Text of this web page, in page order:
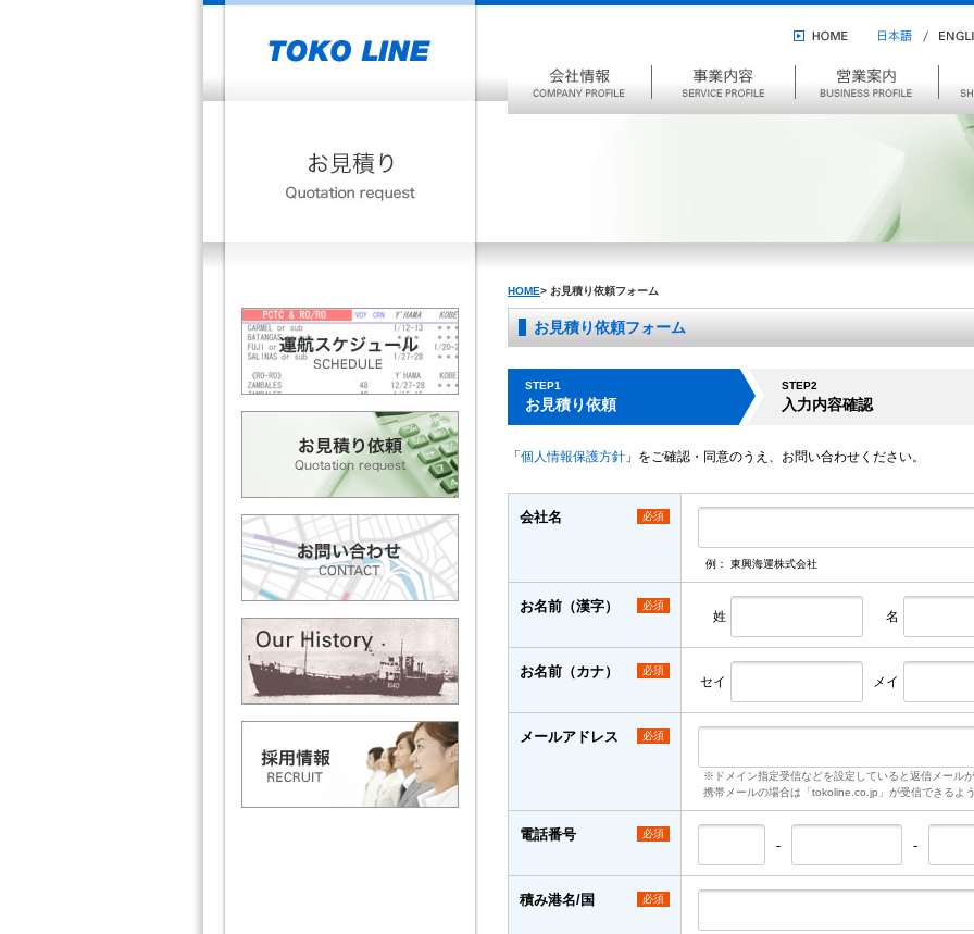
HOME
語
報
案
内
案
内
管
理
HOME> お見積り依頼フォーム
お見積り依頼フォーム
STEP1
お見積り依頼
STEP2
入力内容確認
「 個人情報保護方針 」をご確認・同意のうえ、お問い合わせください。
会社名 必須
例： 東興海運株式会社
お名前（漢字） 必須
姓 名
お名前（カナ） 必須
セイ メイ
メールアドレス 必須
※ドメイン指定受信などを設定していると返信メール
携帯メールの場合は「tokoline.co.jp」が受信できるよ
電話番号 必須
- -
積み港名/国 必須